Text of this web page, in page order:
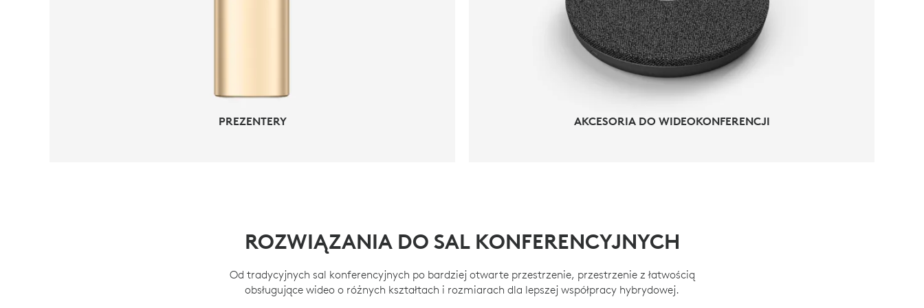
PREZENTERY AKCESORIA DO WIDEOKONFERENCJI
ROZWIĄZANIA DO SAL KONFERENCYJNYCH
Od tradycyjnych sal konferencyjnych po bardziej otwarte przestrzenie, przestrzenie z łatwością
obsługujące wideo o różnych kształtach i rozmiarach dla lepszej współpracy hybrydowej.